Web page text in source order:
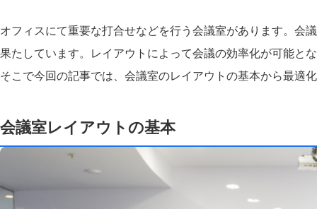
オフィスにて重要な打合せなどを行う会議室があります。会
果たしています。レイアウトによって会議の効率化が可能と
そこで今回の記事では、会議室のレイアウトの基本から最適
会議室レイアウトの基本